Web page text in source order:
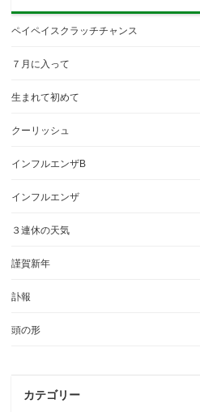
ペイペイスクラッチチャンス
７月に入って
生まれて初めて
クーリッシュ
インフルエンザB
インフルエンザ
３連休の天気
謹賀新年
訃報
頭の形
カテゴリー